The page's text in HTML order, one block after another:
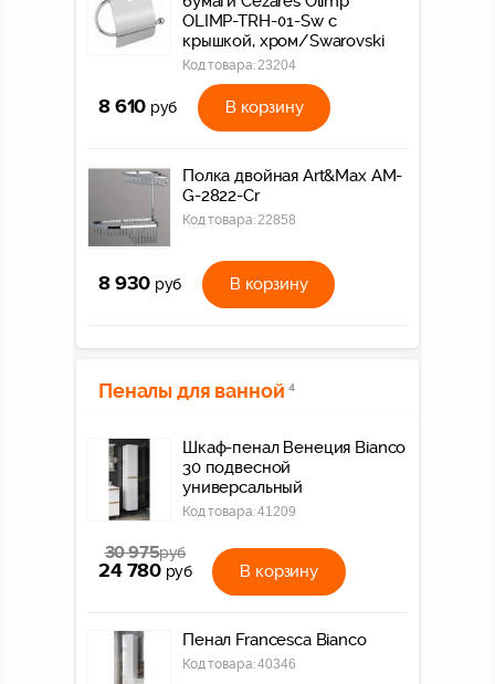
OLIMP-TRH-01-Sw с
крышкой, хром/Swarovski
Код товара:23204
8 610 руб В корзину
Полка двойная Art&Max AM-
G-2822-Cr
Код товара:22858
8 930 руб В корзину
Пеналы для ванной 4
Шкаф-пенал Венеция Bianco
30 подвесной
универсальный
Код товара:41209
30 975руб
24 780 руб В корзину
Пенал Francesca Bianco
Код товара:40346